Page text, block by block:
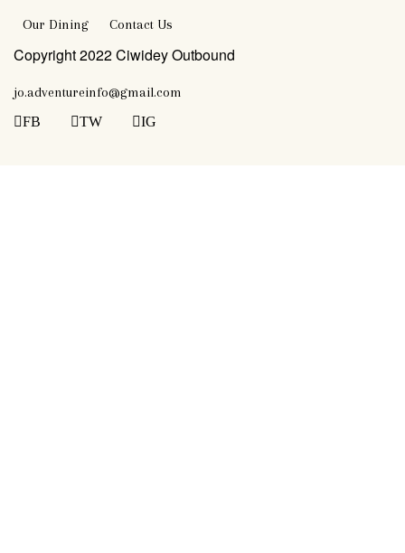
Our Dining Contact Us
Copyright 2022 Ciwidey Outbound
jo.adventureinfo@gmail.com
FB TW IG